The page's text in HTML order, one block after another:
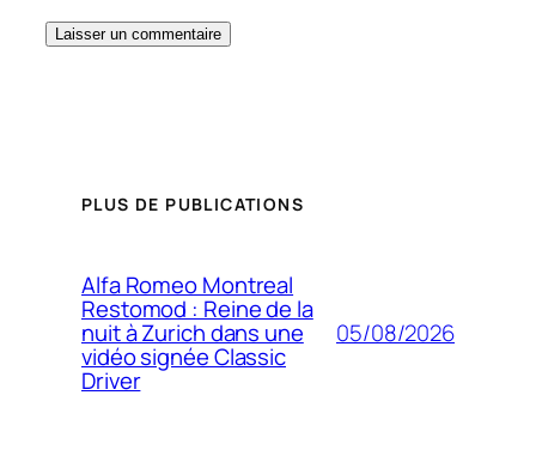
PLUS DE PUBLICATIONS
Alfa Romeo Montreal
Restomod : Reine de la
nuit à Zurich dans une
vidéo signée Classic
Driver
05/08/2026